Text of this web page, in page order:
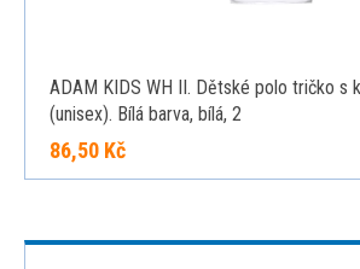
ADAM KIDS WH II. Dětské polo tričko s
(unisex). Bílá barva, bílá, 2
86,50 Kč